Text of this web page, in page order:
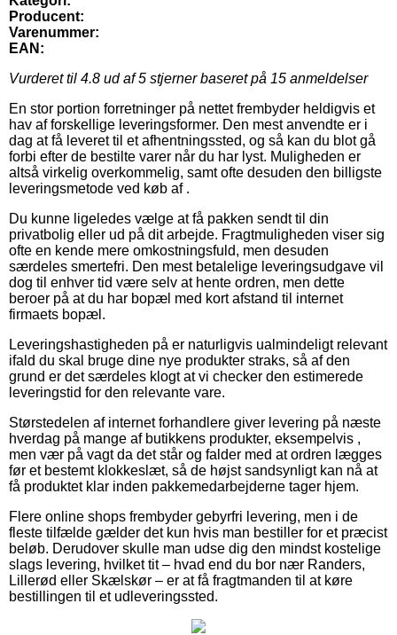
Producent:
Varenummer:
EAN:
Vurderet til 4.8 ud af 5 stjerner baseret på 15 anmeldelser
En stor portion forretninger på nettet frembyder heldigvis et
hav af forskellige leveringsformer. Den mest anvendte er i
dag at få leveret til et afhentningssted, og så kan du blot gå
forbi efter de bestilte varer når du har lyst. Muligheden er
altså virkelig overkommelig, samt ofte desuden den billigste
leveringsmetode ved køb af .
Du kunne ligeledes vælge at få pakken sendt til din
privatbolig eller ud på dit arbejde. Fragtmuligheden viser sig
ofte en kende mere omkostningsfuld, men desuden
særdeles smertefri. Den mest betalelige leveringsudgave vil
dog til enhver tid være selv at hente ordren, men dette
beroer på at du har bopæl med kort afstand til internet
firmaets bopæl.
Leveringshastigheden på er naturligvis ualmindeligt relevant
ifald du skal bruge dine nye produkter straks, så af den
grund er det særdeles klogt at vi checker den estimerede
leveringstid for den relevante vare.
Størstedelen af internet forhandlere giver levering på næste
hverdag på mange af butikkens produkter, eksempelvis ,
men vær på vagt da det står og falder med at ordren lægges
før et bestemt klokkeslæt, så de højst sandsynligt kan nå at
få produktet klar inden pakkemedarbejderne tager hjem.
Flere online shops frembyder gebyrfri levering, men i de
fleste tilfælde gælder det kun hvis man bestiller for et præcist
beløb. Derudover skulle man udse dig den mindst kostelige
slags levering, hvilket tit – hvad end du bor nær Randers,
Lillerød eller Skælskør – er at få fragtmanden til at køre
bestillingen til et udleveringssted.